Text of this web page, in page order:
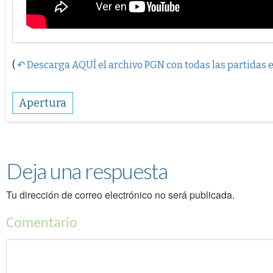
( ↶ Descarga AQUÍ el archivo PGN con todas las partidas
Apertura
Deja una respuesta
Tu dirección de correo electrónico no será publicada.
Comentario